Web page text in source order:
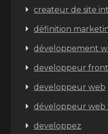
createur de site
définition
développement
developpeur
developpeur web
développeur web
developpez